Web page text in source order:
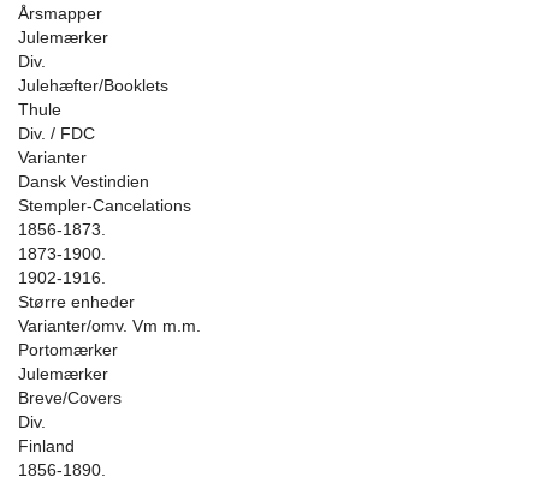
Årsmapper
Julemærker
Div.
Julehæfter/Booklets
Thule
Div. / FDC
Varianter
Dansk Vestindien
Stempler-Cancelations
1856-1873.
1873-1900.
1902-1916.
Større enheder
Varianter/omv. Vm m.m.
Portomærker
Julemærker
Breve/Covers
Div.
Finland
1856-1890.